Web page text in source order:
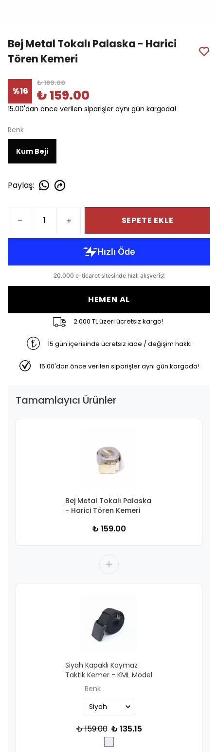
Bej Metal Tokalı Palaska - Harici
Tören Kemeri
%16
₺ 189.00
₺ 159.00
15.00'dan önce verilen siparişler aynı gün kargoda!
Renk
Kum Beji
Paylaş:
SEPETE EKLE
HEMEN AL
2.000 TL üzeri ücretsiz kargo!
15 gün içerisinde ücretsiz iade / değişim hakkı
15.00'dan önce verilen siparişler aynı gün kargoda!
Tamamlayıcı Ürünler
Bej Metal Tokalı Palaska
- Harici Tören Kemeri
₺ 159.00
Siyah Kapaklı Kaymaz
Taktik Kemer - KML Model
Renk
₺ 159.00 ₺ 135.15